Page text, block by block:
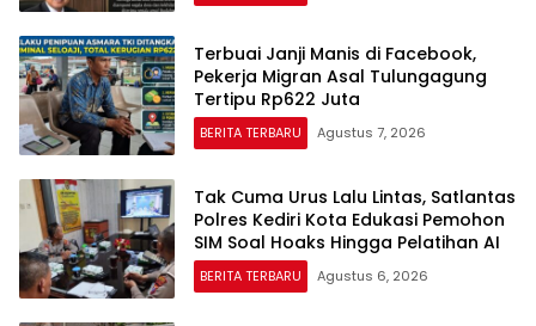
Terbuai Janji Manis di Facebook,
Pekerja Migran Asal Tulungagung
Tertipu Rp622 Juta
BERITA TERBARU Agustus 7, 2026
Tak Cuma Urus Lalu Lintas, Satlantas
Polres Kediri Kota Edukasi Pemohon
SIM Soal Hoaks Hingga Pelatihan AI
BERITA TERBARU Agustus 6, 2026